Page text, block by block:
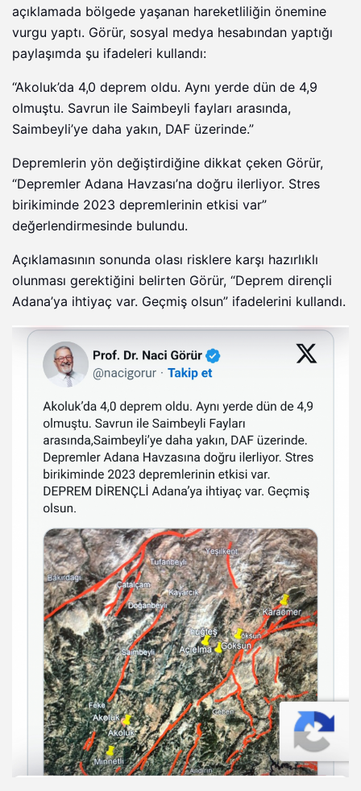
açıklamada bölgede yaşanan hareketliliğin önemine
vurgu yaptı. Görür, sosyal medya hesabından yaptığı
paylaşımda şu ifadeleri kullandı:
“Akoluk’da 4,0 deprem oldu. Aynı yerde dün de 4,9
olmuştu. Savrun ile Saimbeyli fayları arasında,
Saimbeyli’ye daha yakın, DAF üzerinde.”
Depremlerin yön değiştirdiğine dikkat çeken Görür,
“Depremler Adana Havzası’na doğru ilerliyor. Stres
birikiminde 2023 depremlerinin etkisi var”
değerlendirmesinde bulundu.
Açıklamasının sonunda olası risklere karşı hazırlıklı
olunması gerektiğini belirten Görür, “Deprem dirençli
Adana’ya ihtiyaç var. Geçmiş olsun” ifadelerini kullandı.